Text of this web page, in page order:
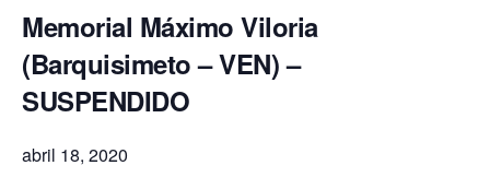
Memorial Máximo Viloria
(Barquisimeto – VEN) –
SUSPENDIDO
abril 18, 2020